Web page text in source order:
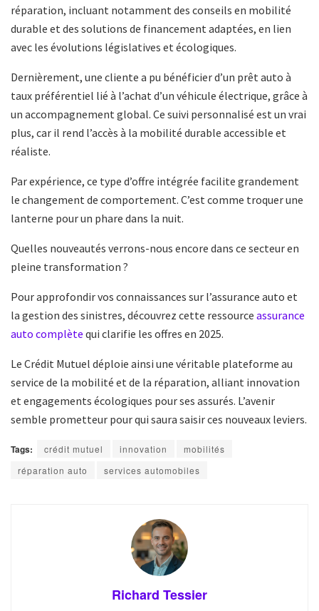
réparation, incluant notamment des conseils en mobilité
durable et des solutions de financement adaptées, en lien
avec les évolutions législatives et écologiques.
Dernièrement, une cliente a pu bénéficier d’un prêt auto à
taux préférentiel lié à l’achat d’un véhicule électrique, grâce à
un accompagnement global. Ce suivi personnalisé est un vrai
plus, car il rend l’accès à la mobilité durable accessible et
réaliste.
Par expérience, ce type d’offre intégrée facilite grandement
le changement de comportement. C’est comme troquer une
lanterne pour un phare dans la nuit.
Quelles nouveautés verrons-nous encore dans ce secteur en
pleine transformation ?
Pour approfondir vos connaissances sur l’assurance auto et
la gestion des sinistres, découvrez cette ressource assurance
auto complète qui clarifie les offres en 2025.
Le Crédit Mutuel déploie ainsi une véritable plateforme au
service de la mobilité et de la réparation, alliant innovation
et engagements écologiques pour ses assurés. L’avenir
semble prometteur pour qui saura saisir ces nouveaux leviers.
Tags: crédit mutuel innovation
mobilités
réparation auto
services automobiles
Richard Tessier